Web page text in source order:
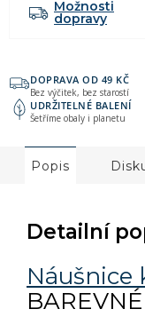
Možnosti
dopravy
DOPRAVA OD 49 KČ
Bez výčitek, bez starostí
UDRŽITELNÉ BALENÍ
Šetříme obaly i planetu
Popis
Detailní
Náušnice
BAREVNÉ